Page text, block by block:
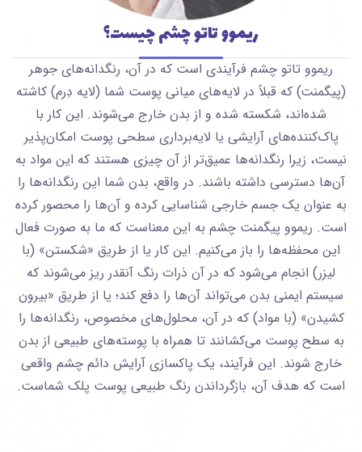
ریموو تاتو چشم چیست؟
ریموو تاتو چشم فرآیندی است که در آن، رنگدانه‌های جوهر
(پیگمنت) که قبلاً در لایه‌های میانی پوست شما (لایه دِرم) کاشته
شده‌اند، شکسته شده و از بدن خارج می‌شوند. این کار با
پاک‌کننده‌های آرایشی یا لایه‌برداری سطحی پوست امکان‌پذیر
نیست، زیرا رنگدانه‌ها عمیق‌تر از آن چیزی هستند که این مواد به
آن‌ها دسترسی داشته باشند. در واقع، بدن شما این رنگدانه‌ها را
به عنوان یک جسم خارجی شناسایی کرده و آن‌ها را محصور کرده
است. ریموو پیگمنت چشم به این معناست که ما به صورت فعال
این محفظه‌ها را باز می‌کنیم. این کار یا از طریق «شکستن» (با
لیزر) انجام می‌شود که در آن ذرات رنگ آنقدر ریز می‌شوند که
سیستم ایمنی بدن می‌تواند آن‌ها را دفع کند؛ یا از طریق «بیرون
کشیدن» (با مواد) که در آن، محلول‌های مخصوص، رنگدانه‌ها را
به سطح پوست می‌کشانند تا همراه با پوسته‌های طبیعی از بدن
خارج شوند. این فرآیند، یک پاکسازی آرایش دائم چشم واقعی
است که هدف آن، بازگرداندن رنگ طبیعی پوست پلک شماست.